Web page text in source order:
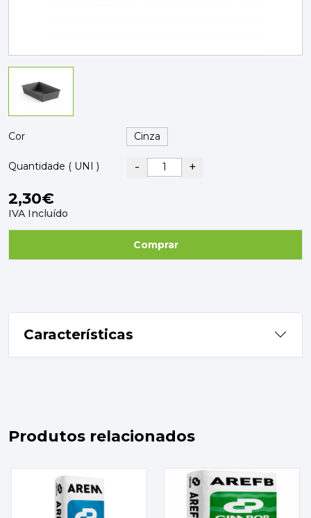
DYRUP
SKIL
Cor
Quantidade ( UNI ) - +
2,30€
IVA Incluído
Comprar
Características
Produtos relacionados